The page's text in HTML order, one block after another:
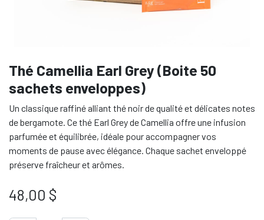
Thé Camellia Earl Grey (Boite 50
sachets enveloppes)
Un classique raffiné alliant thé noir de qualité et délicates notes
de bergamote. Ce thé Earl Grey de Camellia offre une infusion
parfumée et équilibrée, idéale pour accompagner vos
moments de pause avec élégance. Chaque sachet enveloppé
préserve fraîcheur et arômes.
48,00 $